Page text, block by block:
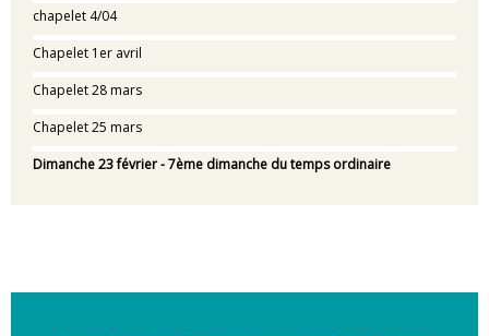
chapelet 4/04
Chapelet 1er avril
Chapelet 28 mars
Chapelet 25 mars
Dimanche 23 février - 7ème dimanche du temps ordinaire